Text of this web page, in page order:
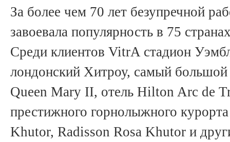
За более чем 70 лет безупречной
завоевала популярность в 75
Среди клиентов VitrA стадион
лондонский Хитроу, самый
Queen Mary II, отель Hilton Arc de
престижного горнолыжного
Khutor, Radisson Rosa Khutor и